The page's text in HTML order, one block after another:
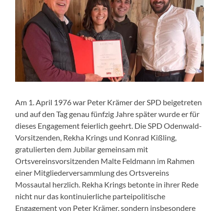
Am 1. April 1976 war Peter Krämer der SPD beigetreten
und auf den Tag genau fünfzig Jahre später wurde er für
dieses Engagement feierlich geehrt. Die SPD Odenwald-
Vorsitzenden, Rekha Krings und Konrad Kißling,
gratulierten dem Jubilar gemeinsam mit
Ortsvereinsvorsitzenden Malte Feldmann im Rahmen
einer Mitgliederversammlung des Ortsvereins
Mossautal herzlich. Rekha Krings betonte in ihrer Rede
nicht nur das kontinuierliche parteipolitische
Engagement von Peter Krämer, sondern insbesondere